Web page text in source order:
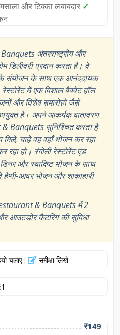
और टिक्का लबाबदार ✓
अंतरराष्ट्रीय और
डिलीवरी प्रदान करता है। वे
संयोजन के साथ एक आनंददायक
में एक विशाल बैंक्वेट हॉल
और विशेष समारोहों जैसे
है। अपने आकर्षक वातावरण
Banquets सुनिश्चित करता है
चाहे वह वहाँ भोजन कर रहा
रहा हो। रंगोली रेस्टोरेंट एंड
और स्वादिष्ट भोजन के साथ
आवर भोजन और शाकाहारी
& Banquets में 2
आउटडोर कैटरिंग की सुविधा
चलाएं | समीक्षा लिखे
₹149